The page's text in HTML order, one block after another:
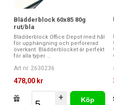
Blädderblock 60x85 80g
rut/bla
Blädderblock Office Depot med hål
för upphängning och perforerad
överkant. Blädderblocket är perfekt
för alla typer ...
Art nr. 2630236
478,00 kr
+
Köp